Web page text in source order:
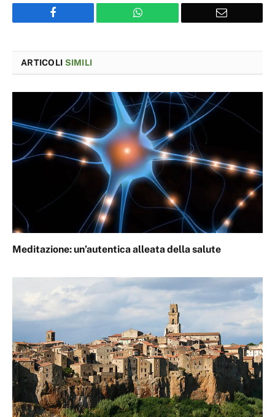
WhatsApp Email
ARTICOLI SIMILI
Meditazione: un’autentica alleata della salute